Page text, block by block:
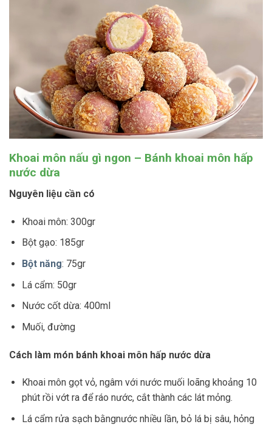
Khoai môn nấu gì ngon – Bánh khoai môn hấp
nước dừa
Nguyên liệu cần có
Khoai môn: 300gr
Bột gạo: 185gr
Bột năng: 75gr
Lá cẩm: 50gr
Nước cốt dừa: 400ml
Muối, đường
Cách làm món bánh khoai môn hấp nước dừa
Khoai môn gọt vỏ, ngâm với nước muối loãng khoảng 10
phút rồi vớt ra để ráo nước, cắt thành các lát mỏng.
Lá cẩm rửa sạch bằngnước nhiều lần, bỏ lá bị sâu, hỏng